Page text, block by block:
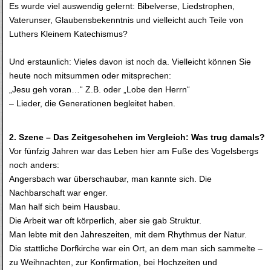
Es wurde viel auswendig gelernt: Bibelverse, Liedstrophen,
Vaterunser, Glaubensbekenntnis und vielleicht auch Teile von
Luthers Kleinem Katechismus?
Und erstaunlich: Vieles davon ist noch da. Vielleicht können Sie
heute noch mitsummen oder mitsprechen:
„Jesu geh voran…“ Z.B. oder „Lobe den Herrn“
– Lieder, die Generationen begleitet haben.
2. Szene – Das Zeitgeschehen im Vergleich: Was trug damals?
Vor fünfzig Jahren war das Leben hier am Fuße des Vogelsbergs
noch anders:
Angersbach war überschaubar, man kannte sich. Die
Nachbarschaft war enger.
Man half sich beim Hausbau.
Die Arbeit war oft körperlich, aber sie gab Struktur.
Man lebte mit den Jahreszeiten, mit dem Rhythmus der Natur.
Die stattliche Dorfkirche war ein Ort, an dem man sich sammelte –
zu Weihnachten, zur Konfirmation, bei Hochzeiten und